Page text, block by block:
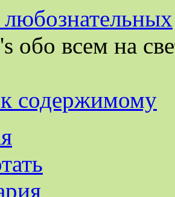
обо всем на
содержимому